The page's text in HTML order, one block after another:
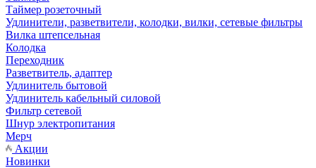
Таймер розеточный
Удлинители, разветвители, колодки, вилки, сетевые фильтры
Вилка штепсельная
Колодка
Переходник
Разветвитель, адаптер
Удлинитель бытовой
Удлинитель кабельный силовой
Фильтр сетевой
Шнур электропитания
Мерч
Акции
Новинки